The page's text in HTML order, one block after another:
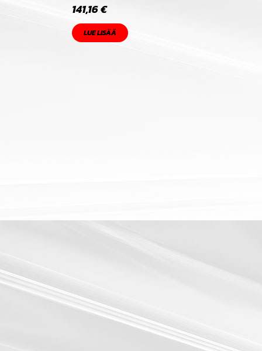
141,16€
LUE LISÄÄ